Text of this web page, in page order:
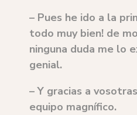
– Pues he ido a la
todo muy bien! de
ninguna duda me lo
genial.
– Y gracias a
equipo magnífico.